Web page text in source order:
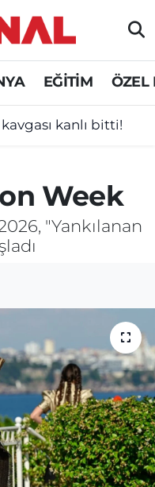
EĞİTİM ÖZEL
kanlı bitti!
Week
"Yankılanan
ve Fikstür